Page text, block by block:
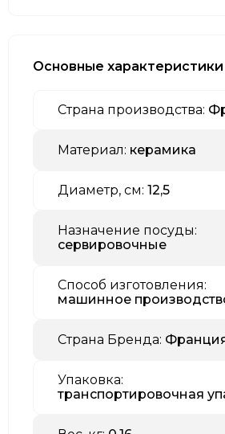
Основные характеристики
Страна производства:
Материал: керамика
Диаметр, см: 12,5
Назначение посуды:
сервировочные
Способ изготовления:
машинное
Страна Бренда:
Упаковка:
транспортировочная